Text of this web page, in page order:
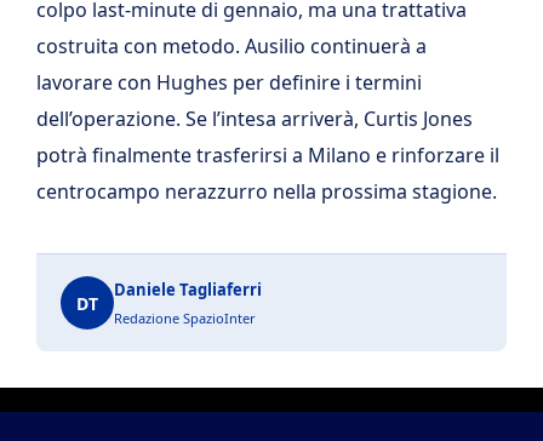
colpo last-minute di gennaio, ma una trattativa
costruita con metodo. Ausilio continuerà a
lavorare con Hughes per definire i termini
dell’operazione. Se l’intesa arriverà, Curtis Jones
potrà finalmente trasferirsi a Milano e rinforzare il
centrocampo nerazzurro nella prossima stagione.
DT
Daniele Tagliaferri
Redazione SpazioInter